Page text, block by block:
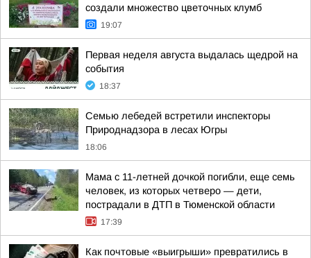
создали множество цветочных клумб
19:07
Первая неделя августа выдалась щедрой на
события
18:37
Семью лебедей встретили инспекторы
Природнадзора в лесах Югры
18:06
Мама с 11-летней дочкой погибли, еще семь
человек, из которых четверо — дети,
пострадали в ДТП в Тюменской области
17:39
Как почтовые «выигрыши» превратились в